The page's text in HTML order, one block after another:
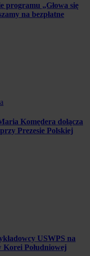
programu „Głowa się
na bezpłatne
Komędera dołącza
Prezesie Polskiej
USWPS na
Południowej